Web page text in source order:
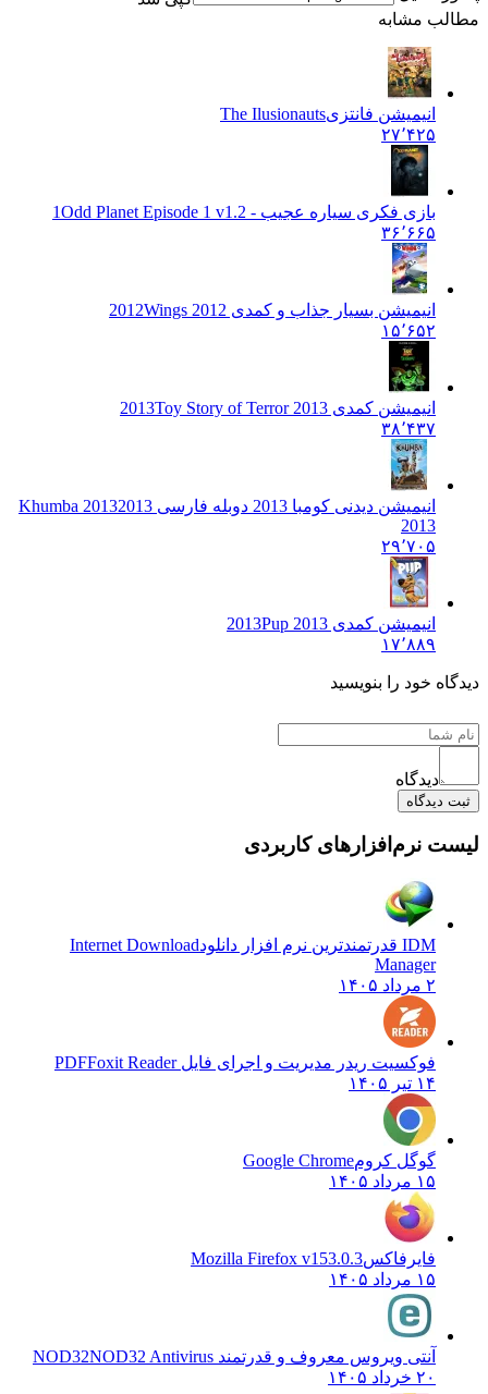
مطالب مشابه
انیمیشن فانتزیThe Ilusionauts
۲۷٬۴۲۵
بازی فکری سیاره عجیب - 1 Odd Planet Episode 1 v1.2
۳۶٬۶۶۵
انیمیشن بسیار جذاب و کمدی 2012 Wings 2012
۱۵٬۶۵۲
انیمیشن کمدی 2013 Toy Story of Terror 2013
۳۸٬۴۳۷
انیمیشن دیدنی کومبا 2013 دوبله فارسی 2013
2013 Khumba
2013
۲۹٬۷۰۵
انیمیشن کمدی 2013 Pup 2013
۱۷٬۸۸۹
دیدگاه خود را بنویسید
دیدگاه
ثبت دیدگاه
لیست نرم‌افزارهای کاربردی
IDM قدرتمندترین نرم افزار دانلود
Internet Download
Manager
۲ مرداد ۱۴۰۵
فوکسیت ریدر مدیریت و اجرای فایل PDFFoxit Reader
۱۴ تیر ۱۴۰۵
گوگل کرومGoogle Chrome
۱۵ مرداد ۱۴۰۵
فایرفاکسMozilla Firefox v153.0.3
۱۵ مرداد ۱۴۰۵
آنتی ویروس معروف و قدرتمند NOD32 NOD32 Antivirus
۲۰ خرداد ۱۴۰۵